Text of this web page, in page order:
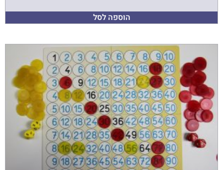
הוספה לסל